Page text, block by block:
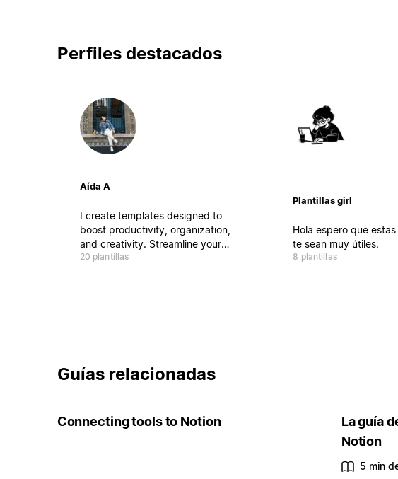
Perfiles destacados
Aída A
I create templates designed to
boost productivity, organization,
and creativity. Streamline your
workflow, plan your goals or
20 plantillas
Plantillas girl
Hola espero que
te sean muy útiles.
8 plantillas
Guías relacionadas
Connecting tools to Notion
La guía
Notion
5 min